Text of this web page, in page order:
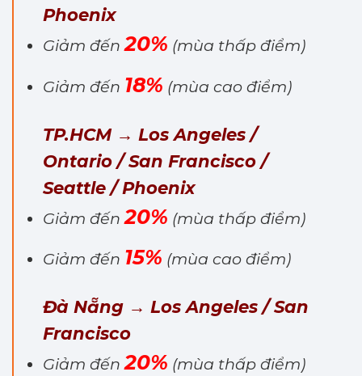
Phoenix
Giảm đến20% (mùa thấp điểm)
Giảm đến 18% (mùa cao điểm)
TP.HCM → Los Angeles /
Ontario / San Francisco /
Seattle / Phoenix
Giảm đến20% (mùa thấp điểm)
Giảm đến 15% (mùa cao điểm)
Đà Nẵng → Los Angeles / San
Francisco
Giảm đến20% (mùa thấp điểm)